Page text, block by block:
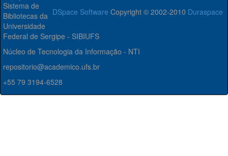
DSpace Software Copyright © 2002-2010 Duraspace
Sistema de
Bibliotecas da
Universidade
Federal de Sergipe - SIBIUFS
Núcleo de Tecnologia da Informação - NTI
repositorio@academico.ufs.br
+55 79 3194-6528